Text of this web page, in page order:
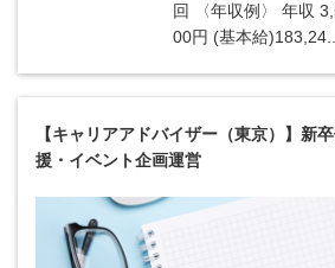
回 〈年収例〉 年収
00円 (基本給)183,24...
【キャリアアドバイザー（東京）】新
援・イベント企画運営